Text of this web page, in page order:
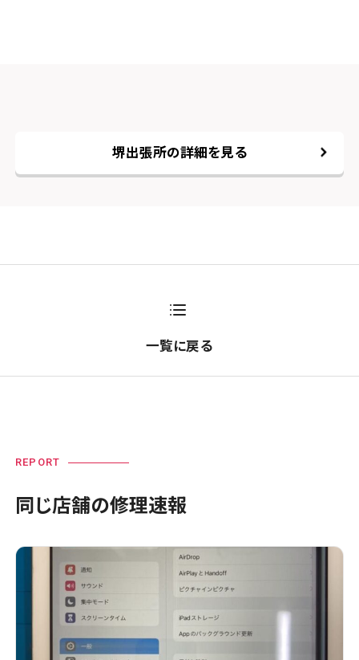
堺出張所の詳細を見る
一覧に戻る
REPORT
同じ店舗の修理速報